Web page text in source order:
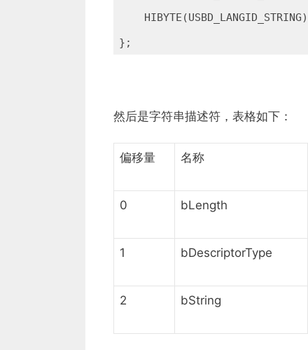
    HIBYTE(USBD_LANGID_STRING)
};
然后是字符串描述符，表格如下：
偏移量 名称
0 bLength
1 bDescriptorType
2 bString